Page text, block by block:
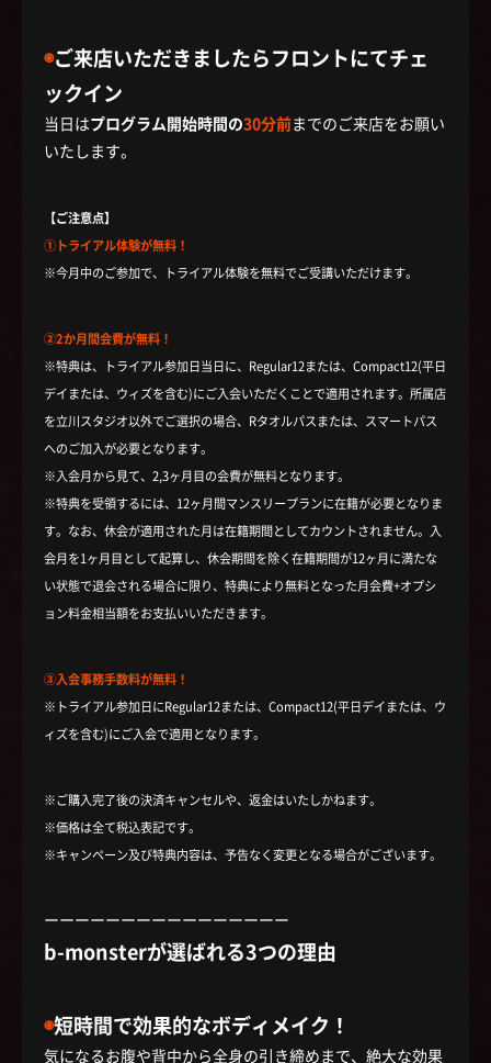
◉ご来店いただきましたらフロントにてチェ
ックイン
当日はプログラム開始時間の30分前までのご来店をお願い
いたします。
【ご注意点】
①トライアル体験が無料！
※今月中のご参加で、トライアル体験を無料でご受講いただけます。
②2か月間会費が無料！
※特典は、トライアル参加日当日に、Regular12または、Compact12(平日
デイまたは、ウィズを含む)にご入会いただくことで適用されます。所属店
を立川スタジオ以外でご選択の場合、Rタオルパスまたは、スマートパス
へのご加入が必要となります。
※入会月から見て、2,3ヶ月目の会費が無料となります。
※特典を受領するには、12ヶ月間マンスリープランに在籍が必要となりま
す。なお、休会が適用された月は在籍期間としてカウントされません。入
会月を1ヶ月目として起算し、休会期間を除く在籍期間が12ヶ月に満たな
い状態で退会される場合に限り、特典により無料となった月会費+オプシ
ョン料金相当額をお支払いいただきます。
③入会事務手数料が無料！
※トライアル参加日にRegular12または、Compact12(平日デイまたは、ウ
ィズを含む)にご入会で適用となります。
※ご購入完了後の決済キャンセルや、返金はいたしかねます。
※価格は全て税込表記です。
※キャンペーン及び特典内容は、予告なく変更となる場合がございます。
ーーーーーーーーーーーーーーーー
b-monsterが選ばれる3つの理由
◉短時間で効果的なボディメイク！
気になるお腹や背中から全身の引き締めまで、絶大な効果